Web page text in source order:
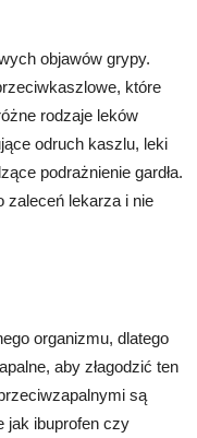
objawów grypy.
które
rodzaje leków
odruch kaszlu, leki
podrażnienie gardła.
zaleceń lekarza i nie
organizmu, dlatego
aby złagodzić ten
są
jak ibuprofen czy